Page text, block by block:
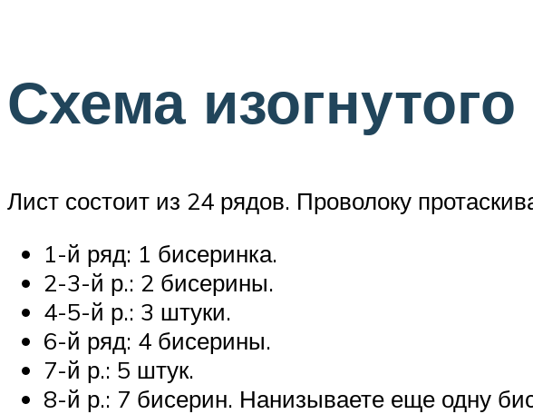
Схема
Лист состоит из 24 рядов. Проволоку
1-й ряд: 1 бисеринка.
2-3-й р.: 2 бисерины.
4-5-й р.: 3 штуки.
6-й ряд: 4 бисерины.
7-й р.: 5 штук.
8-й р.: 7 бисерин. Нанизываете еще одну